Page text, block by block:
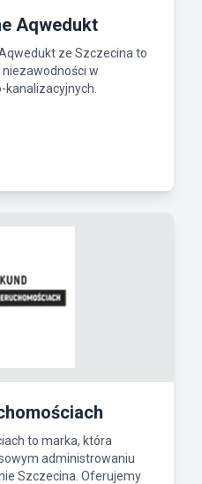
Aqwedukt
ze Szczecina to
w
to marka, która
administrowaniu
Szczecina. Oferujemy